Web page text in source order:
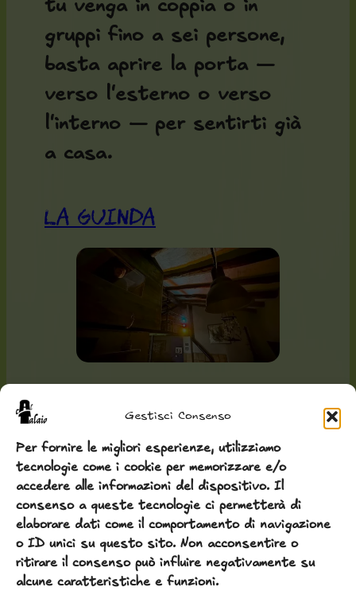
Gestisci Consenso
Per fornire le migliori esperienze, utilizziamo
tecnologie come i cookie per memorizzare e/o
accedere alle informazioni del dispositivo. Il
consenso a queste tecnologie ci permetterà di
elaborare dati come il comportamento di navigazione
o ID unici su questo sito. Non acconsentire o
ritirare il consenso può influire negativamente su
alcune caratteristiche e funzioni.
tu venga in coppia o in
gruppi fino a sei persone,
basta aprire la porta —
verso l'esterno o verso
l'interno — per sentirti già
a casa.
La Guinda
Guinda de Cal Talaia, ideale
per le coppie: un alloggio in
stile loft, con tutti i
servizi e una terrazza
spaziosa e viste
spettacolari…